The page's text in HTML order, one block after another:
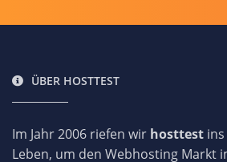
ÜBER HOSTTEST
Im Jahr 2006 riefen wir hosttest ins
Leben, um den Webhosting Markt